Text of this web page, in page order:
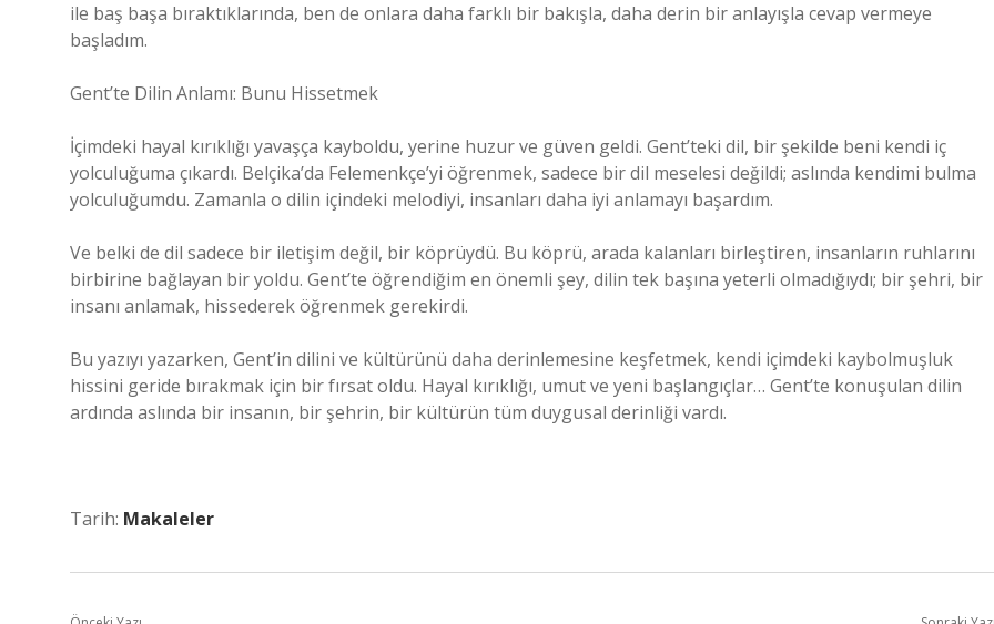
ile baş başa bıraktıklarında, ben de onlara daha farklı bir bakışla, daha derin bir anlayışla cevap vermeye
başladım.
Gent’te Dilin Anlamı: Bunu Hissetmek
İçimdeki hayal kırıklığı yavaşça kayboldu, yerine huzur ve güven geldi. Gent’teki dil, bir şekilde beni kendi iç
yolculuğuma çıkardı. Belçika’da Felemenkçe’yi öğrenmek, sadece bir dil meselesi değildi; aslında kendimi bulma
yolculuğumdu. Zamanla o dilin içindeki melodiyi, insanları daha iyi anlamayı başardım.
Ve belki de dil sadece bir iletişim değil, bir köprüydü. Bu köprü, arada kalanları birleştiren, insanların ruhlarını
birbirine bağlayan bir yoldu. Gent’te öğrendiğim en önemli şey, dilin tek başına yeterli olmadığıydı; bir şehri, bir
insanı anlamak, hissederek öğrenmek gerekirdi.
Bu yazıyı yazarken, Gent’in dilini ve kültürünü daha derinlemesine keşfetmek, kendi içimdeki kaybolmuşluk
hissini geride bırakmak için bir fırsat oldu. Hayal kırıklığı, umut ve yeni başlangıçlar… Gent’te konuşulan dilin
ardında aslında bir insanın, bir şehrin, bir kültürün tüm duygusal derinliği vardı.
Tarih: Makaleler